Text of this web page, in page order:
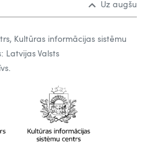
Uz augšu
Kultūras informācijas sistēmu
Latvijas Valsts